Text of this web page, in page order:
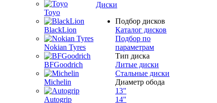
Toyo
BlackLion
Nokian Tyres
BFGoodrich
Michelin
Autogrip
Диски
Подбор дисков
Каталог дисков
Подбор по
параметрам
Тип диска
Литые диски
Стальные диски
Диаметр обода
13"
14"